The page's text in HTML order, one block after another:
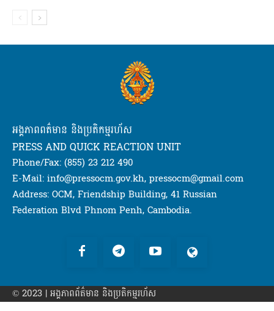
អង្គភាពពត៌មាន និងប្រតិកម្មរហ័ស
PRESS AND QUICK REACTION UNIT
Phone/Fax: (855) 23 212 490
E-Mail: info@pressocm.gov.kh, pressocm@gmail.com
Address: OCM, Friendship Building, 41 Russian
Federation Blvd Phnom Penh, Cambodia.
© 2023 | អង្គភាព​ព័ត៌មាន​ និងប្រតិកម្មរហ័ស